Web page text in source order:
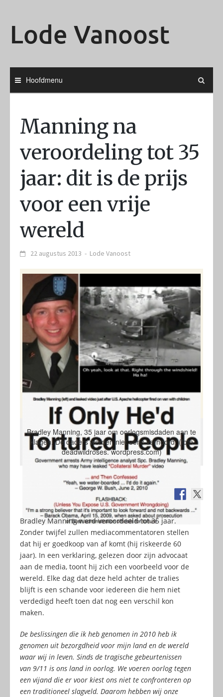
Lode Vanoost
Hoofdmenu
Manning na
veroordeling tot 35
jaar: dit is de prijs
voor een vrije
wereld
22 augustus 2013 - Lode Vanoost
Bradley Manning, 35 jaar om oorlogsmisdaden aan te
klagen. De daders werden niet eens verhoord. (foto
deadwildroses. wordpress.com)
Bradley Manning werd veroordeeld tot 35 jaar.
Zonder twijfel zullen mediacommentatoren stellen
dat hij er goedkoop van af komt (hij riskeerde 60
jaar). In een verklaring, gelezen door zijn advocaat
aan de media, toont hij zich een voorbeeld voor de
wereld. Elke dag dat deze held achter de tralies
blijft is een schande voor iedereen die hem niet
verdedigd heeft toen dat nog een verschil kon
maken.
De beslissingen die ik heb genomen in 2010 heb ik
genomen uit bezorgdheid voor mijn land en de wereld
waar wij in leven. Sinds de tragische gebeurtenissen
van 9/11 is ons land in oorlog. We voeren oorlog tegen
een vijand die er voor kiest ons niet te confronteren op
een traditioneel slagveld. Daarom hebben wij onze